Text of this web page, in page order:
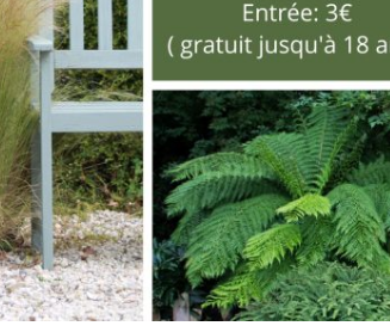
Décoration de jardin
Bordures de jardin
Créez votre mobile
pour animaux